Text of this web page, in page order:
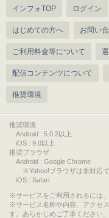
インフォTOP ログイン
はじめての方へ お問い
ご利用料金等について
配信コンテンツについて
推奨環境
推奨環境
Android : 5.0.2以上
iOS : 9.0以上
推奨ブラウザ
Android : Google Chrome
※Yahoo!ブラウザは非対応で
iOS : Safari
サービスをご利用されるには
サービス名称や内容、アクセ
す。あらかじめご了承ください。